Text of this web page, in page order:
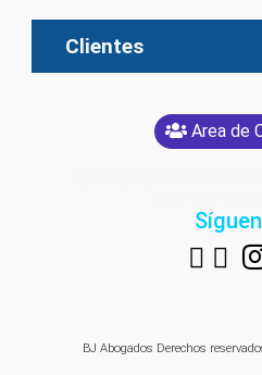
Clientes
Area de
BJ Abogados Derechos